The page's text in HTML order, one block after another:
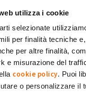
utilizza i cookie
selezionate
per finalità tecniche
per altre finalità,
e misurazione del
cookie policy. Puoi
o personalizzare il
l'energia prodotta e
pagamenti